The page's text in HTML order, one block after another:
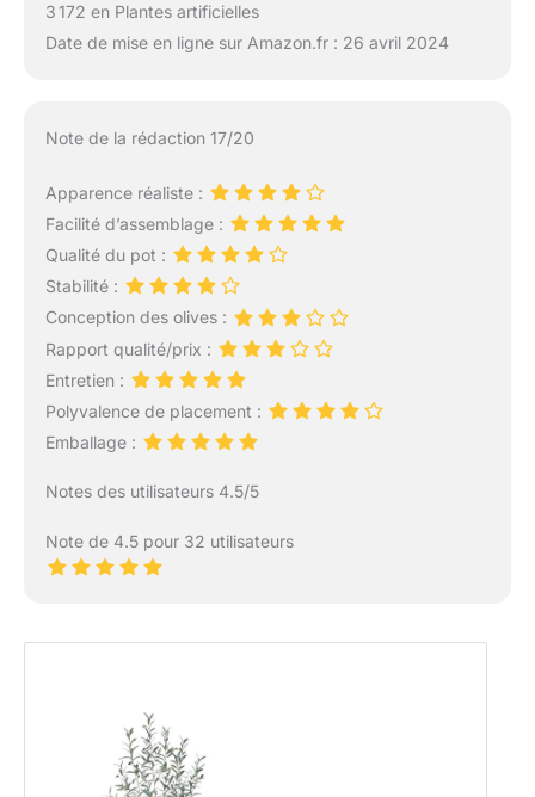
3 172 en Plantes artificielles
Date de mise en ligne sur Amazon.fr : 26 avril 2024
Note de la rédaction 17/20
Apparence réaliste :
Facilité d’assemblage :
Qualité du pot :
Stabilité :
Conception des olives :
Rapport qualité/prix :
Entretien :
Polyvalence de placement :
Emballage :
Notes des utilisateurs 4.5/5
Note de 4.5 pour 32 utilisateurs